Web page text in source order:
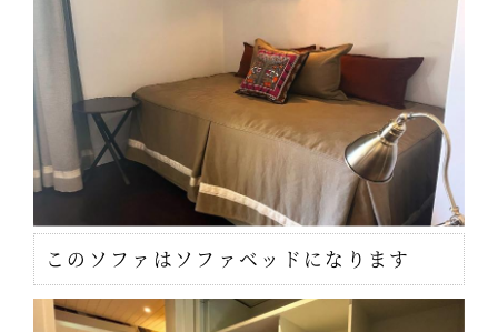
このソファはソファベッドになります